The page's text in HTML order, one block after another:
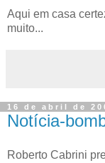
Aqui em casa
muito...
16 de abril de
Notícia-
Roberto Cabrini